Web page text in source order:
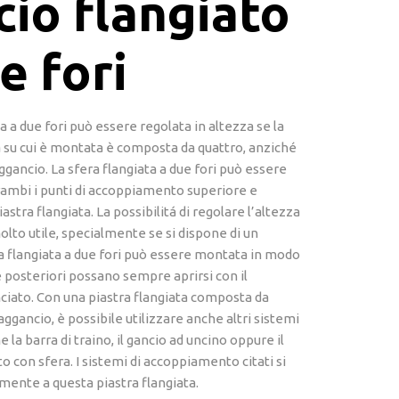
flangiato
fori
a due fori può essere regolata in altezza se la
cui è montata è composta da quattro, anziché
La sfera flangiata a due fori può essere
i punti di accoppiamento superiore e
flangiata. La possibilitá di regolare l’altezza
utile, specialmente se si dispone di un
flangiata a due fori può essere montata in modo
possano sempre aprirsi con il
Con una piastra flangiata composta da
è possibile utilizzare anche altri sistemi
la barra di traino, il gancio ad uncino oppure il
con sfera. I sistemi di accoppiamento citati si
a questa piastra flangiata.